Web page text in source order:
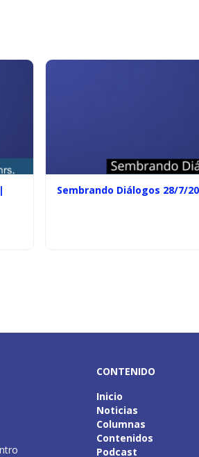
Sembrando Diálogos 28/7/
CONTENIDO
Inicio
Noticias
Columnas
Contenidos
Podcast